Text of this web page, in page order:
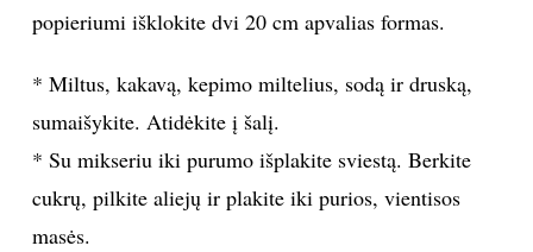
popieriumi išklokite dvi 20 cm apvalias formas.
* Miltus, kakavą, kepimo miltelius, sodą ir druską,
sumaišykite. Atidėkite į šalį.
* Su mikseriu iki purumo išplakite sviestą. Berkite
cukrų, pilkite aliejų ir plakite iki purios, vientisos
masės.